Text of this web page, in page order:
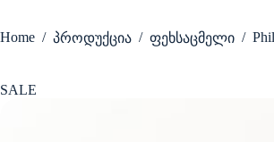
Home / პროდუქცია / ფეხსაცმელი /
SALE